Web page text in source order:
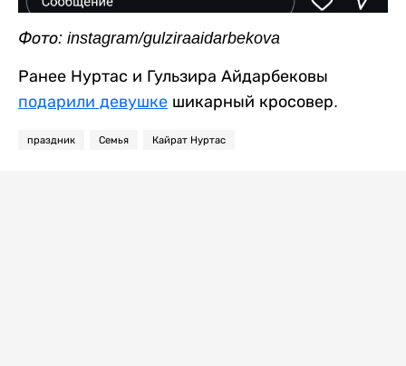
Фото: instagram/gulziraaidarbekova
Ранее Нуртас и Гульзира Айдарбековы
подарили девушке шикарный кросовер.
праздник Семья Кайрат Нуртас